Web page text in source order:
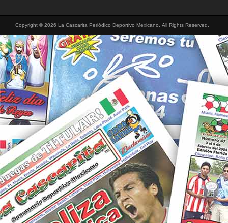
Copyright © 2026 La Cascarita Periódico Deportivo Mexicano, All Rights Reserved.